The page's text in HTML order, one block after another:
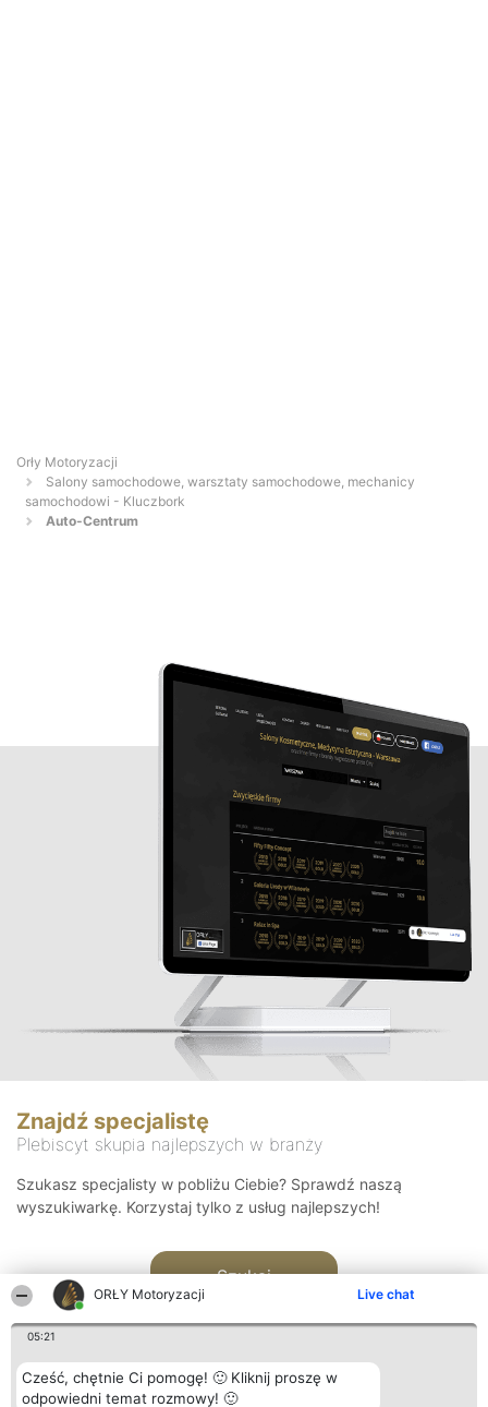
ORŁY Motoryzacji Live chat
05:21
Cześć, chętnie Ci pomogę! 🙂 Kliknij proszę w
odpowiedni temat rozmowy! 🙂
Orły Motoryzacji
Salony samochodowe, warsztaty samochodowe, mechanicy
samochodowi - Kluczbork
Auto-Centrum
Znajdź specjalistę
Plebiscyt skupia najlepszych w branży
Szukasz specjalisty w pobliżu Ciebie? Sprawdź naszą
wyszukiwarkę. Korzystaj tylko z usług najlepszych!
Szukaj